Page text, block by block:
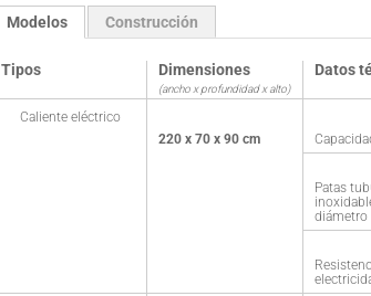
Modelos Construcción
Tipos Dimensiones
(ancho x profundidad x alto)
Datos
Caliente eléctrico
220 x 70 x 90 cm
Patas
diámetro